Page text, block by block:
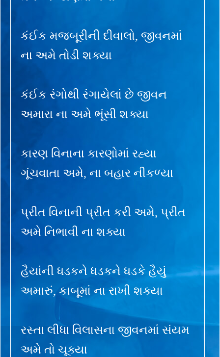
કંઈક મજબૂરીની દીવાલો, જીવનમાં
ના અમે તોડી શક્યા
કંઈક રંગોથી રંગાયેલાં છે જીવન
અમારા ના અમે ભૂંસી શક્યા
કારણ વિનાના કારણોમાં રહ્યા
ગૂંચવાતા અમે, ના બહાર નીકળ્યા
પ્રીત વિનાની પ્રીત કરી અમે, પ્રીત
અમે નિભાવી ના શક્યા
હૈયાંની ધડકને ધડકને ધડકે હૈયું
અમારું, કાબૂમાં ના રાખી શક્યા
રસ્તા લીધા વિલાસના જીવનમાં સંયમ
અમે તો ચૂક્યા